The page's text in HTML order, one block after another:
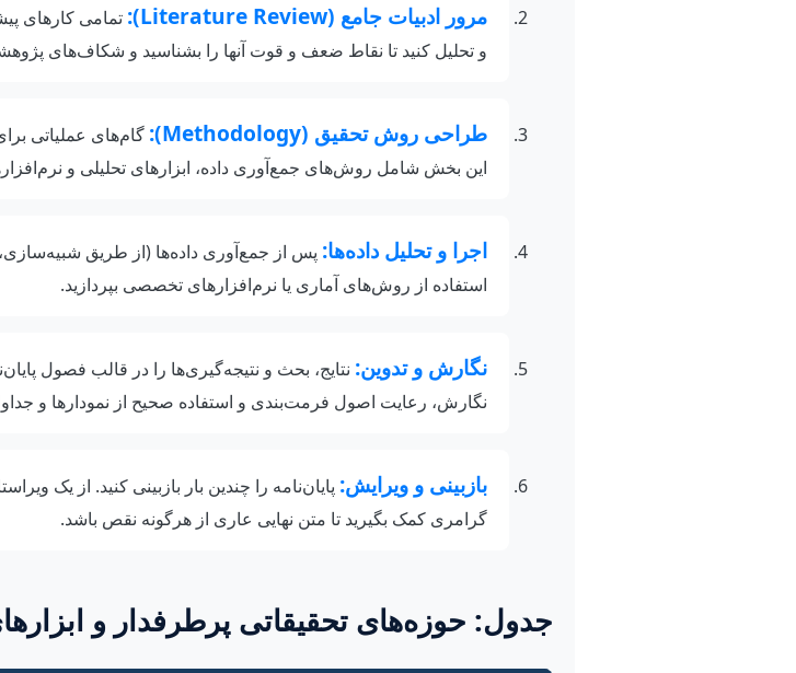
مرور ادبیات جامع (Literature Review):
تمامی کارهای
و تحلیل کنید تا نقاط ضعف و قوت آنها را بشناسید و شکاف‌های
طراحی روش تحقیق (Methodology):
گام‌های عملیاتی
این بخش شامل روش‌های جمع‌آوری داده، ابزارهای تحلیلی و
اجرا و تحلیل داده‌ها: پس از جمع‌آوری داده‌ها (از طریق شبیه‌سازی،
استفاده از روش‌های آماری یا نرم‌افزارهای تخصصی بپردازید.
نگارش و تدوین: نتایج، بحث و نتیجه‌گیری‌ها را در قالب فصول
نگارش، رعایت اصول فرمت‌بندی و استفاده صحیح از نمودارها و
بازبینی و ویرایش: پایان‌نامه را چندین بار بازبینی کنید. از یک
گرامری کمک بگیرید تا متن نهایی عاری از هرگونه نقص باشد.
جدول: حوزه‌های تحقیقاتی پرطرفدار و